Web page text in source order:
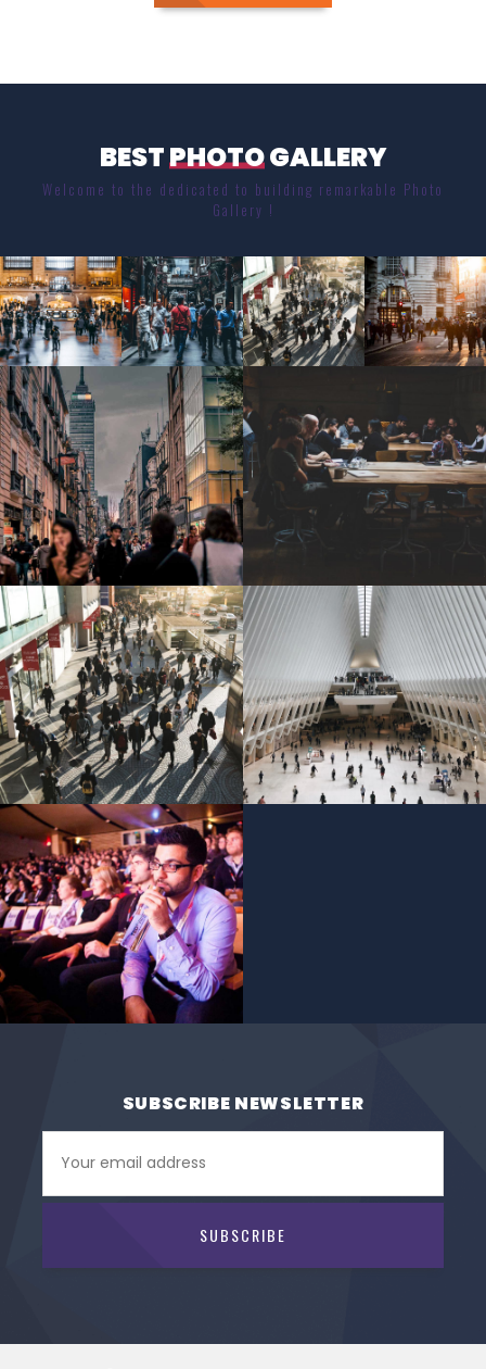
BESTPHOTOGALLERY
Welcome to the dedicated to building remarkable Photo
Gallery !
SUBSCRIBE NEWSLETTER